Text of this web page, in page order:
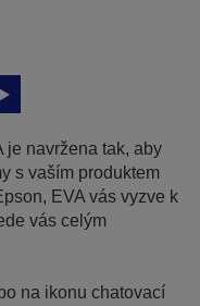
je navržena tak, aby
s vaším produktem
EVA vás vyzve k
vás celým
na ikonu chatovací